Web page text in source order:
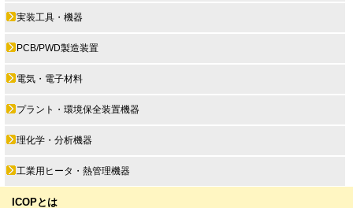
実装工具・機器
PCB/PWD製造装置
電気・電子材料
プラント・環境保全装置機器
理化学・分析機器
工業用ヒータ・熱管理機器
ICOPとは